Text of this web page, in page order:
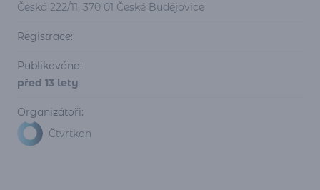
Česká 222/11, 370 01 České Budějovice
Registrace:
Publikováno:
před 13 lety
Organizátoři:
Čtvrtkon